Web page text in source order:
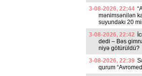
3-08-2026, 22:44
mənimsənilən
suyundakı 20
3-08-2026, 22:42
dedi – Bəs
niyə götürüldü?
3-08-2026, 22:39
qurum